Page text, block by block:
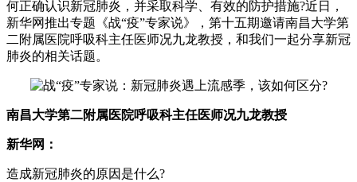
何正确认识新冠肺炎，并采取科学、有效的防护措施?近日，
新华网推出专题《战“疫”专家说》，第十五期邀请南昌大学第
二附属医院呼吸科主任医师况九龙教授，和我们一起分享新冠
肺炎的相关话题。
南昌大学第二附属医院呼吸科主任医师况九龙教授
新华网：
造成新冠肺炎的原因是什么?